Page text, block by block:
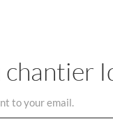
chantier
to your email.